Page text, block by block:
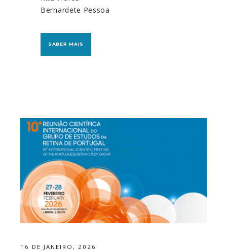
Bernardete Pessoa
SABER MAIS
16 DE JANEIRO, 2026